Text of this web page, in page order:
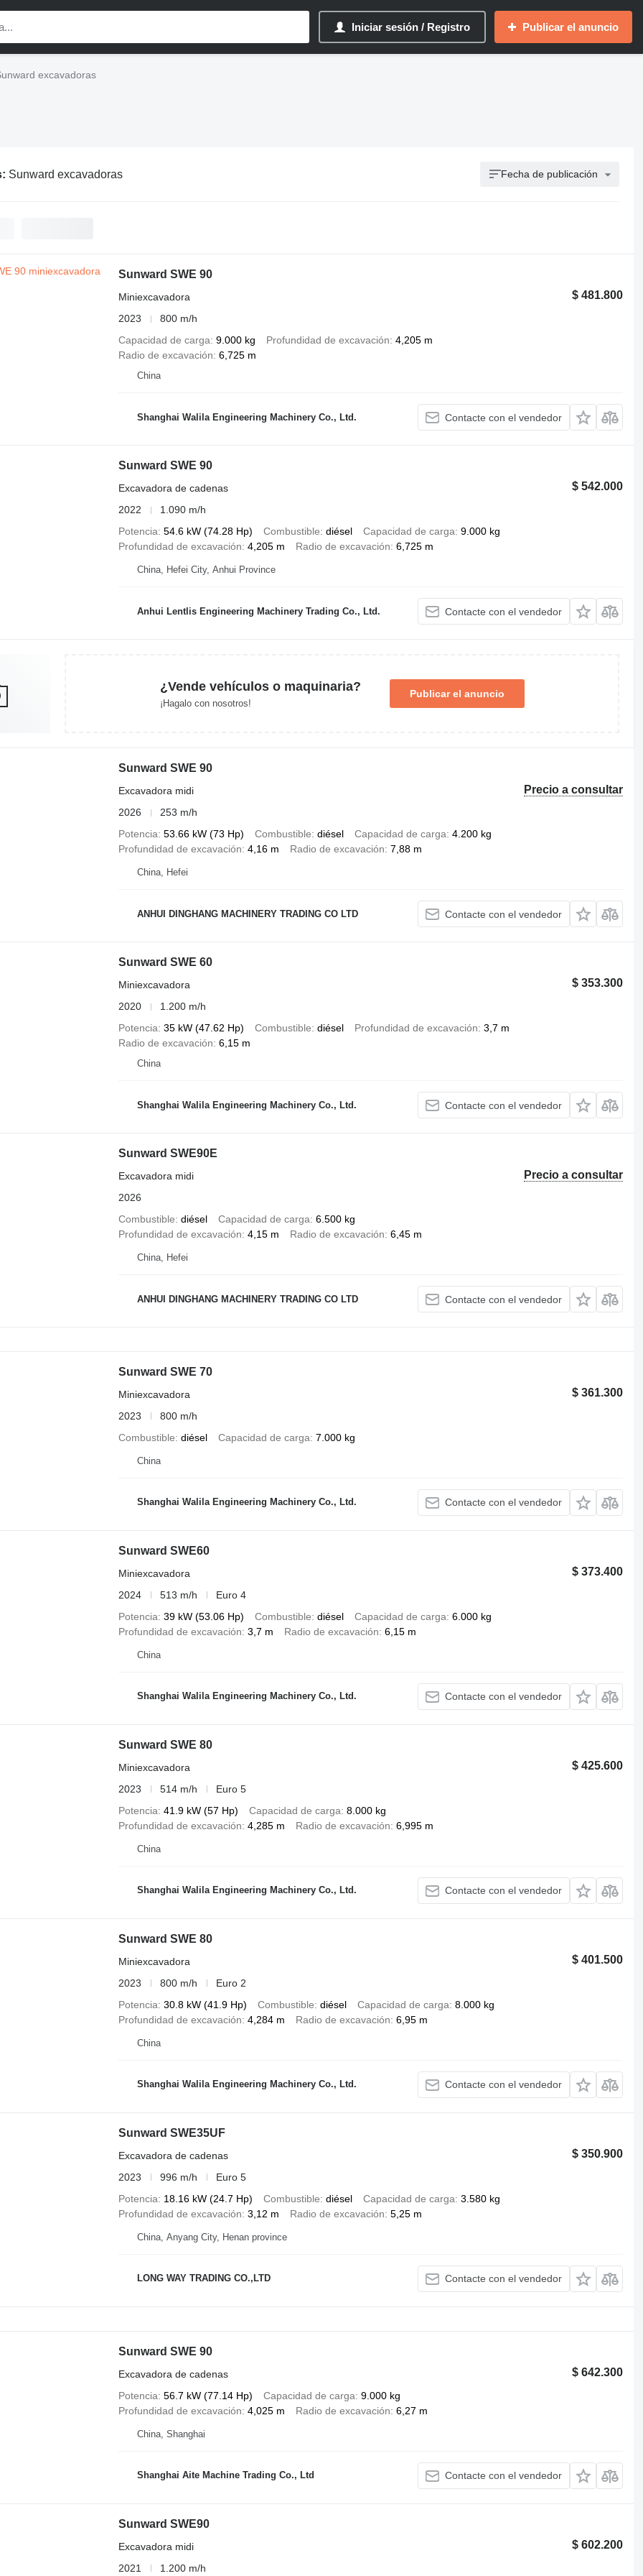
Iniciar sesión / Registro Publicar el anuncio
excavadoras
Sunward excavadoras Fecha de publicación
Sunward SWE 90
$ 481.800
Miniexcavadora
2023
800 m/h
Capacidad de carga 9.000 kg Profundidad de excavación 4,205 m
Radio de excavación 6,725 m
China
Shanghai Walila Engineering Machinery Co., Ltd. Contacte con el vendedor
Sunward SWE 90
$ 542.000
Excavadora de cadenas
2022
1.090 m/h
Potencia 54.6 kW (74.28 Hp) Combustible diésel Capacidad de carga 9.000 kg
Profundidad de excavación 4,205 m Radio de excavación 6,725 m
China, Hefei City, Anhui Province
Anhui Lentlis Engineering Machinery Trading Co., Ltd. Contacte con el vendedor
¿Vende vehículos o maquinaria?
¡Hagalo con nosotros!
Publicar el anuncio
Sunward SWE 90
Precio a consultar
Excavadora midi
2026
253 m/h
Potencia 53.66 kW (73 Hp) Combustible diésel Capacidad de carga 4.200 kg
Profundidad de excavación 4,16 m Radio de excavación 7,88 m
China, Hefei
ANHUI DINGHANG MACHINERY TRADING CO LTD Contacte con el vendedor
Sunward SWE 60
$ 353.300
Miniexcavadora
2020
1.200 m/h
Potencia 35 kW (47.62 Hp) Combustible diésel Profundidad de excavación 3,7 m
Radio de excavación 6,15 m
China
Shanghai Walila Engineering Machinery Co., Ltd. Contacte con el vendedor
Sunward SWE90E
Precio a consultar
Excavadora midi
2026
Combustible diésel Capacidad de carga 6.500 kg
Profundidad de excavación 4,15 m Radio de excavación 6,45 m
China, Hefei
ANHUI DINGHANG MACHINERY TRADING CO LTD Contacte con el vendedor
Sunward SWE 70
$ 361.300
Miniexcavadora
2023
800 m/h
Combustible diésel Capacidad de carga 7.000 kg
China
Shanghai Walila Engineering Machinery Co., Ltd. Contacte con el vendedor
Sunward SWE60
$ 373.400
Miniexcavadora
2024
513 m/h
Euro 4
Potencia 39 kW (53.06 Hp) Combustible diésel Capacidad de carga 6.000 kg
Profundidad de excavación 3,7 m Radio de excavación 6,15 m
China
Shanghai Walila Engineering Machinery Co., Ltd. Contacte con el vendedor
Sunward SWE 80
$ 425.600
Miniexcavadora
2023
514 m/h
Euro 5
Potencia 41.9 kW (57 Hp) Capacidad de carga 8.000 kg
Profundidad de excavación 4,285 m Radio de excavación 6,995 m
China
Shanghai Walila Engineering Machinery Co., Ltd. Contacte con el vendedor
Sunward SWE 80
$ 401.500
Miniexcavadora
2023
800 m/h
Euro 2
Potencia 30.8 kW (41.9 Hp) Combustible diésel Capacidad de carga 8.000 kg
Profundidad de excavación 4,284 m Radio de excavación 6,95 m
China
Shanghai Walila Engineering Machinery Co., Ltd. Contacte con el vendedor
Sunward SWE35UF
$ 350.900
Excavadora de cadenas
2023
996 m/h
Euro 5
Potencia
18.16 kW (24.7 Hp) Combustible diésel Capacidad de carga 3.580 kg
Profundidad de excavación 3,12 m Radio de excavación 5,25 m
China, Anyang City, Henan province
LONG WAY TRADING CO.,LTD Contacte con el vendedor
Sunward SWE 90
$ 642.300
Excavadora de cadenas
Potencia 56.7 kW (77.14 Hp) Capacidad de carga 9.000 kg
Profundidad de excavación 4,025 m Radio de excavación 6,27 m
China, Shanghai
Shanghai Aite Machine Trading Co., Ltd Contacte con el vendedor
Sunward SWE90
$ 602.200
Excavadora midi
2021
1.200 m/h